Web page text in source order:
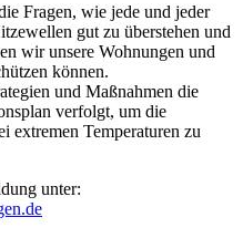
Fragen, wie jede und jeder
gut zu überstehen und
wir unsere Wohnungen und
können.
und Maßnahmen die
verfolgt, um die
extremen Temperaturen zu
unter: